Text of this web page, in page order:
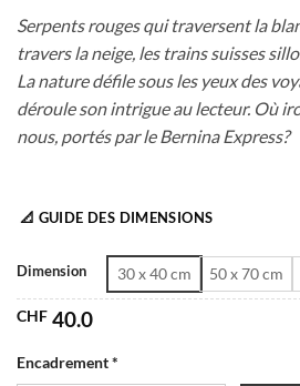
Serpents rouges qui traversent la
travers la neige, les trains suisses
La nature défile sous les yeux des
déroule son intrigue au lecteur. Où
nous, portés par le Bernina Express?
📐 GUIDE DES DIMENSIONS
Dimension 30 x 40 cm 50 x 70 cm
CHF 40.0
Encadrement *